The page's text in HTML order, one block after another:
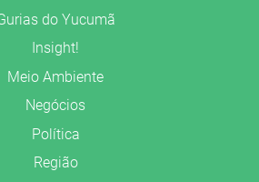
do Yucumã
Insight!
Meio Ambiente
Negócios
Política
Região